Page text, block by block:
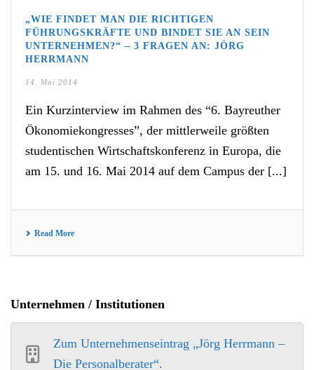
„WIE FINDET MAN DIE RICHTIGEN
FÜHRUNGSKRÄFTE UND BINDET SIE AN SEIN
UNTERNEHMEN?“ – 3 FRAGEN AN: JÖRG
HERRMANN
14. Mai 2014
Ein Kurzinterview im Rahmen des “6. Bayreuther
Ökonomiekongresses”, der mittlerweile größten
studentischen Wirtschaftskonferenz in Europa, die
am 15. und 16. Mai 2014 auf dem Campus der [...]
Read More
Unternehmen / Institutionen
Zum Unternehmenseintrag „Jörg Herrmann –
Die Personalberater“.